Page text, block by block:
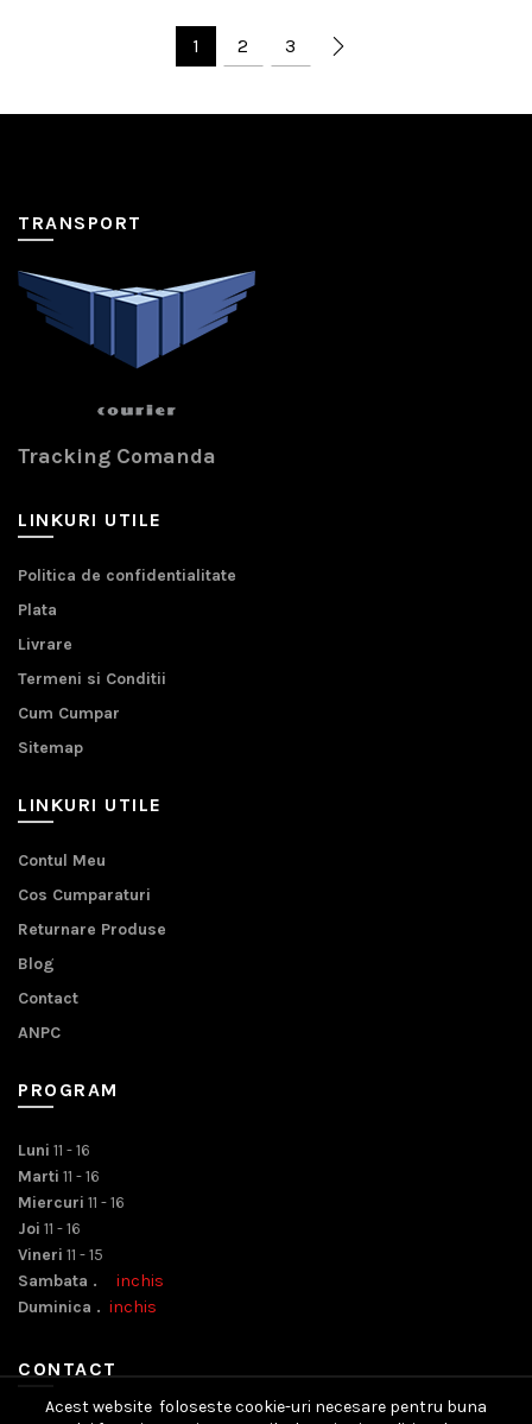
1 2 3
TRANSPORT
Tracking Comanda
LINKURI UTILE
Politica de confidentialitate
Plata
Livrare
Termeni si Conditii
Cum Cumpar
Sitemap
LINKURI UTILE
Contul Meu
Cos Cumparaturi
Returnare Produse
Blog
Contact
ANPC
PROGRAM
Luni 11 - 16
Marti 11 - 16
Miercuri 11 - 16
Joi 11 - 16
Vineri 11 - 15
Sambata . inchis
Duminica . inchis
CONTACT
Acest website foloseste cookie-uri necesare pentru buna